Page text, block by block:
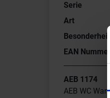
Serie
Art
Besonderheit
EAN Nummer
AEB 1174
AEB WC